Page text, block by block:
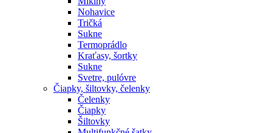
Nohavice
Tričká
Sukne
Termoprádlo
Kraťasy, šortky
Sukne
Svetre, pulóvre
Čiapky, šiltovky, čelenky
Čelenky
Čiapky
Šiltovky